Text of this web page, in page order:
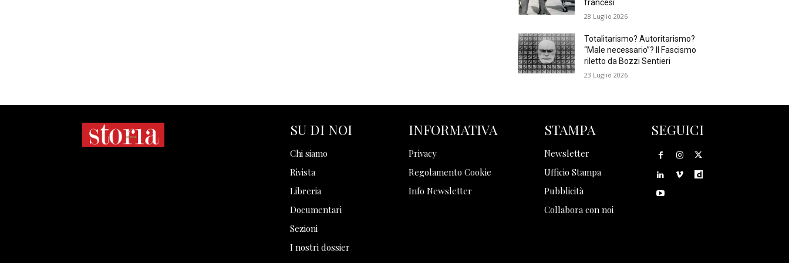
francesi
28 Luglio 2026
Totalitarismo? Autoritarismo?
“Male necessario”? Il Fascismo
riletto da Bozzi Sentieri
23 Luglio 2026
SU DI NOI
Chi siamo
Rivista
Libreria
Documentari
Sezioni
I nostri dossier
INFORMATIVA
Privacy
Regolamento Cookie
Info Newsletter
STAMPA
Newsletter
Ufficio Stampa
Pubblicità
Collabora con noi
SEGUICI